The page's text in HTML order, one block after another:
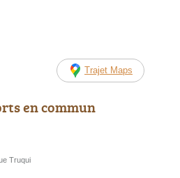
Trajet Maps
en commun
Truqui